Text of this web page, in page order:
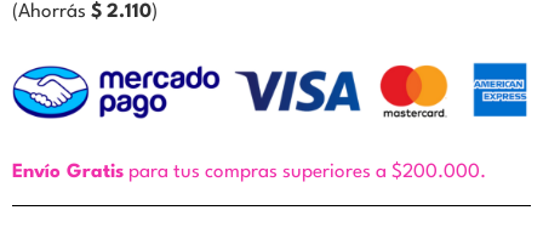
(Ahorrás $ 2.110)
Envío Gratis para tus compras superiores a $200.000.